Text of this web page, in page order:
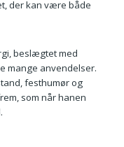
der kan være både
beslægtet med
mange anvendelser.
festhumør og
som når hanen